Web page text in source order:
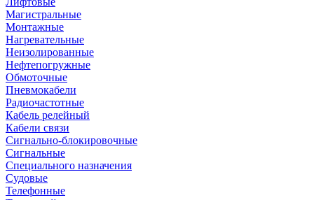
Магистральные
Монтажные
Нагревательные
Неизолированные
Нефтепогружные
Обмоточные
Пневмокабели
Радиочастотные
Кабель релейный
Кабели связи
Сигнально-блокировочные
Сигнальные
Специального назначения
Судовые
Телефонные